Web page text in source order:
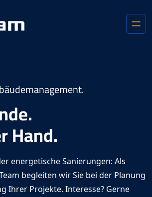
Hand.
energetische Sanierungen: Als
begleiten wir Sie bei der Planung
Ihrer Projekte. Interesse? Gerne